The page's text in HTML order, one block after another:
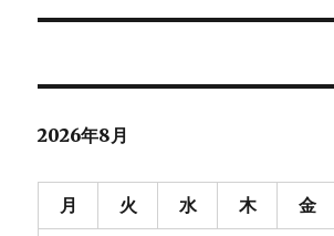
ビ
ョ
2026年8月
月 火 水 木 金